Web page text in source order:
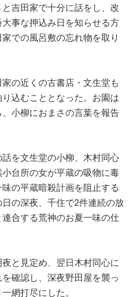
吉田家で十分に話をし、改
事な押込み日を知らせる方
での風呂敷の忘れ物を取り
の近くの古書店・文生堂も
込むこととなった。お園は
小柳におまさの言葉を報告
を文生堂の小柳、木村同心
台所の女が平蔵の吸物に毒
の平蔵暗殺計画を阻止する
の深夜、千住で2件連続の放
合する荒神のお夏一味の仕
と見定め、翌日木村同心に
確認し、深夜野田屋を襲っ
網打尽にした。